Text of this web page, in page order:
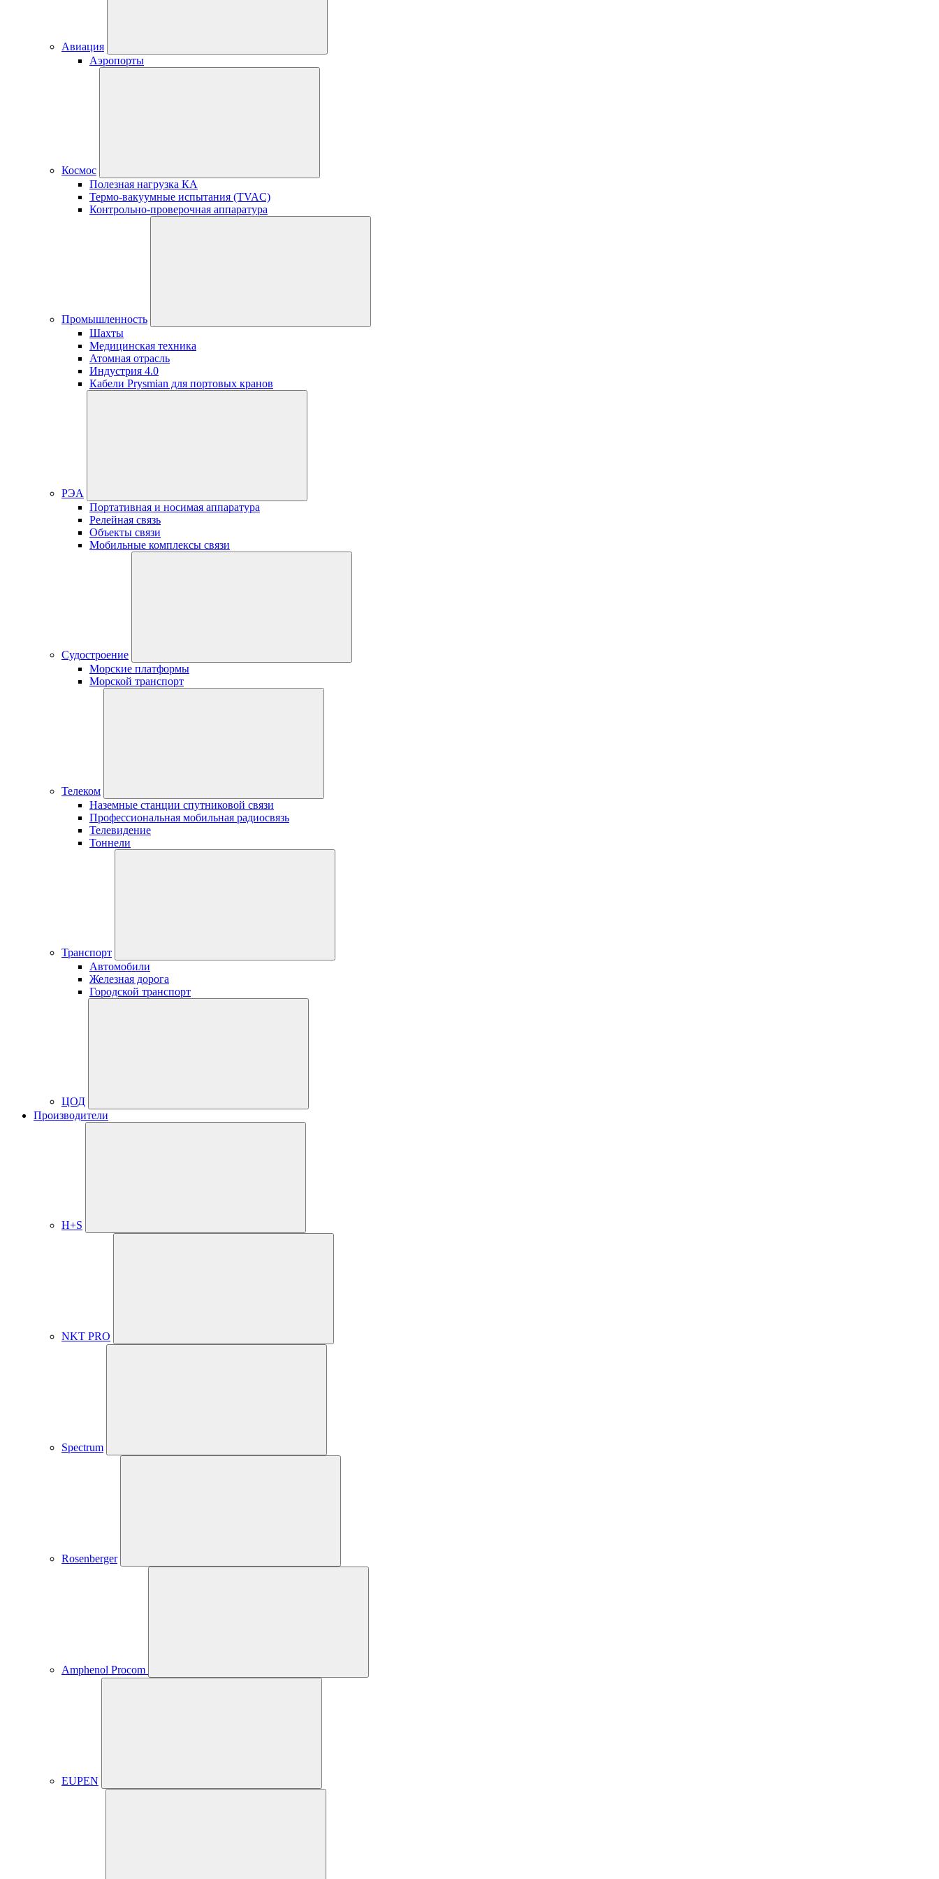
Авиация
Аэропорты
Космос
Полезная нагрузка КА
Термо-вакуумные испытания (TVAC)
Контрольно-проверочная аппаратура
Промышленность
Шахты
Медицинская техника
Атомная отрасль
Индустрия 4.0
Кабели Prysmian для портовых кранов
РЭА
Портативная и носимая аппаратура
Релейная связь
Объекты связи
Мобильные комплексы связи
Судостроение
Морские платформы
Морской транспорт
Телеком
Наземные станции спутниковой связи
Профессиональная мобильная радиосвязь
Телевидение
Тоннели
Транспорт
Автомобили
Железная дорога
Городской транспорт
ЦОД
Производители
H+S
NKT PRO
Spectrum
Rosenberger
Amphenol Procom
EUPEN